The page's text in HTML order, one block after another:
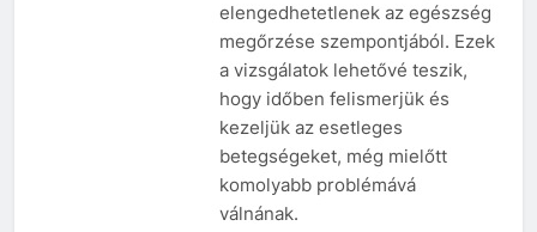
elengedhetetlenek az egészség
megőrzése szempontjából. Ezek
a vizsgálatok lehetővé teszik,
hogy időben felismerjük és
kezeljük az esetleges
betegségeket, még mielőtt
komolyabb problémává
válnának.